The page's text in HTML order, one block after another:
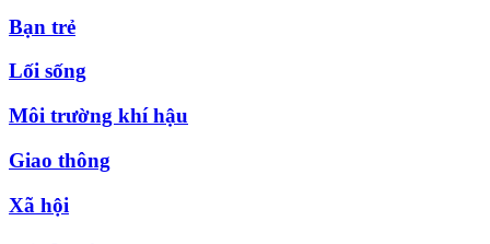
Bạn trẻ
Lối sống
Môi trường khí hậu
Giao thông
Xã hội